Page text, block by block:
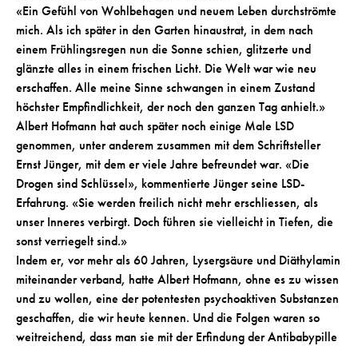
«Ein Gefühl von Wohlbehagen und neuem Leben durchströmte
mich. Als ich später in den Garten hinaustrat, in dem nach
einem Frühlingsregen nun die Sonne schien, glitzerte und
glänzte alles in einem frischen Licht. Die Welt war wie neu
erschaffen. Alle meine Sinne schwangen in einem Zustand
höchster Empfindlichkeit, der noch den ganzen Tag anhielt.»
Albert Hofmann hat auch später noch einige Male LSD
genommen, unter anderem zusammen mit dem Schriftsteller
Ernst Jünger, mit dem er viele Jahre befreundet war. «Die
Drogen sind Schlüssel», kommentierte Jünger seine LSD-
Erfahrung. «Sie werden freilich nicht mehr erschliessen, als
unser Inneres verbirgt. Doch führen sie vielleicht in Tiefen, die
sonst verriegelt sind.»
Indem er, vor mehr als 60 Jahren, Lysergsäure und Diäthylamin
miteinander verband, hatte Albert Hofmann, ohne es zu wissen
und zu wollen, eine der potentesten psychoaktiven Substanzen
geschaffen, die wir heute kennen. Und die Folgen waren so
weitreichend, dass man sie mit der Erfindung der Antibabypille